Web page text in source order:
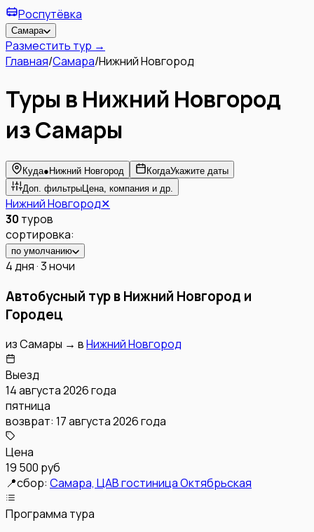
Роспутёвка
Самара
Разместить тур →
Главная/Самара/Нижний Новгород
Туры в Нижний Новгород
из Самары
Куда● Нижний Новгород КогдаУкажите даты
Доп. фильтры Цена, компания и др.
Нижний Новгород✕
30 туров
сортировка:
по умолчанию
4 дня · 3 ночи
Автобусный тур в Нижний Новгород и
Городец
изСамары → вНижний Новгород
Выезд
14 августа 2026 года
пятница
возврат: 17 августа 2026 года
Цена
19 500 руб
📍сбор: Самара, ЦАВ гостиница Октябрьская
Программа тура